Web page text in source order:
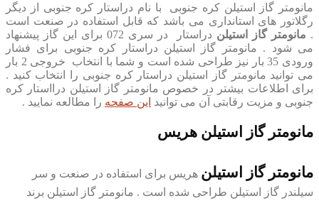
مانومتر گاز استیلن کره جنوبی با نام دراستار کره جنوبی از دیگر
رگلاتور های استانداری می باشد که قابل استفاده در صنعت است
. مانومتر گاز استیلن
دراستار در سری 072 برای این گاز پیشنهاد
می شود . مانومتر گاز استیلن دراستار کره جنوبی برای فشار
ورودی 35 بار نیز طراحی شده است و شما با انتخاب خروجی 2 بار
می توانید مانومتر گاز استیلن دراستار کره جنوبی را انتخاب کنید .
برای اطلاعات بیشتر در خصوص مانومتر گاز استیلن درااستار کره
جنوبی و مزیت رقابتی آن می توانید این صفحه را مطالعه نمایید .
مانومتر گاز استیلن هریس
مانومتر گاز استیلن هریس برای استفاده در صنعت و سر
سیلندر گاز استیلن طراحی شده است . مانومتر گاز استیلن برند